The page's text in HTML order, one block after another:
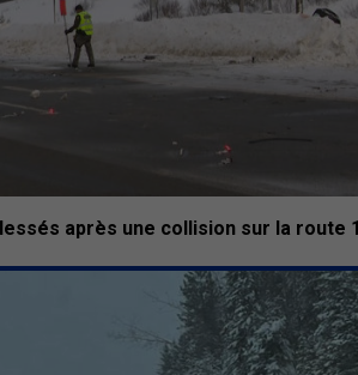
après une collision sur la route